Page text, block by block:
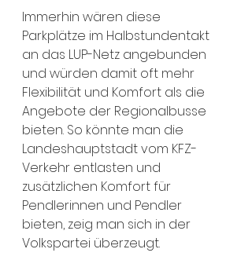
Immerhin wären diese
Parkplätze im Halbstundentakt
an das LUP-Netz angebunden
und würden damit oft mehr
Flexibilität und Komfort als die
Angebote der Regionalbusse
bieten. So könnte man die
Landeshauptstadt vom KFZ-
Verkehr entlasten und
zusätzlichen Komfort für
Pendlerinnen und Pendler
bieten, zeig man sich in der
Volkspartei überzeugt.